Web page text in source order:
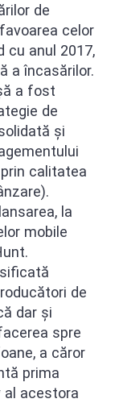
de
celor
cu anul 2017,
a încasărilor.
a fost
de
şi
calitatea
la
mobile
de
dar şi
spre
a căror
prima
al acestora